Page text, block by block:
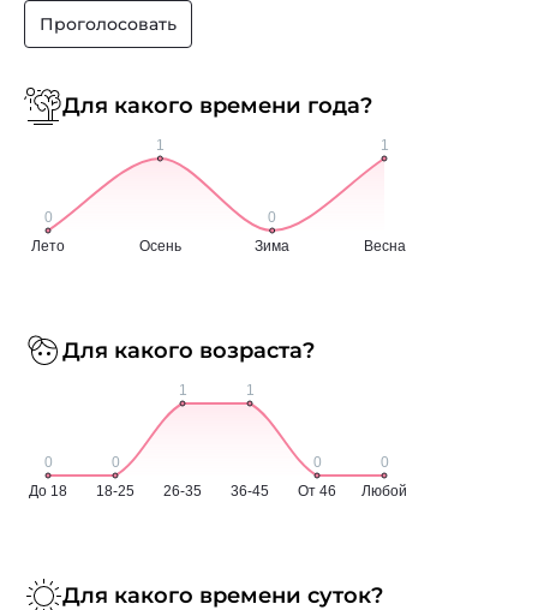
Проголосовать
Для какого времени года?
Для какого возраста?
Для какого времени суток?